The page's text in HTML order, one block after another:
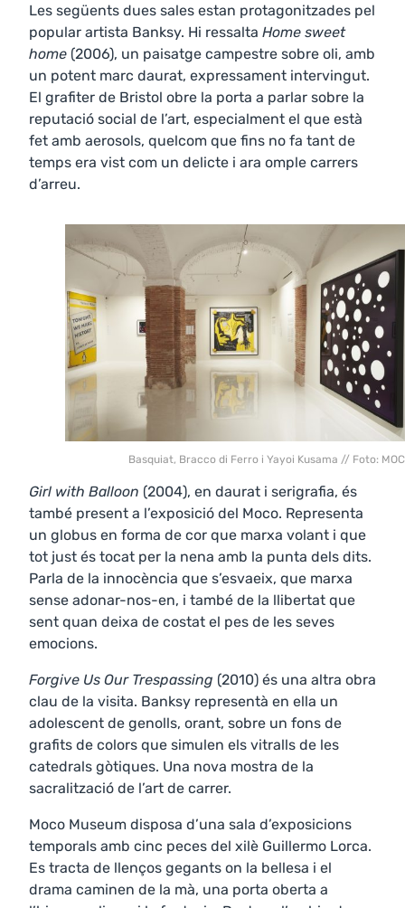
Les següents dues sales estan protagonitzades pel
popular artista Banksy. Hi ressalta Home sweet
home (2006), un paisatge campestre sobre oli, amb
un potent marc daurat, expressament intervingut.
El grafiter de Bristol obre la porta a parlar sobre la
reputació social de l’art, especialment el que està
fet amb aerosols, quelcom que fins no fa tant de
temps era vist com un delicte i ara omple carrers
d’arreu.
Basquiat, Bracco di Ferro i Yayoi Kusama // Foto:
Girl with Balloon (2004), en daurat i serigrafia, és
també present a l’exposició del Moco. Representa
un globus en forma de cor que marxa volant i que
tot just és tocat per la nena amb la punta dels dits.
Parla de la innocència que s’esvaeix, que marxa
sense adonar-nos-en, i també de la llibertat que
sent quan deixa de costat el pes de les seves
emocions.
Forgive Us Our Trespassing (2010) és una altra obra
clau de la visita. Banksy representà en ella un
adolescent de genolls, orant, sobre un fons de
grafits de colors que simulen els vitralls de les
catedrals gòtiques. Una nova mostra de la
sacralització de l’art de carrer.
Moco Museum disposa d’una sala d’exposicions
temporals amb cinc peces del xilè Guillermo Lorca.
Es tracta de llenços gegants on la bellesa i el
drama caminen de la mà, una porta oberta a